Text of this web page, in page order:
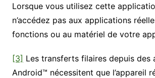
Lorsque vous utilisez cette
n’accédez pas aux applications
fonctions ou au matériel de votre
[3] Les transferts filaires depuis des
Android™ nécessitent que l’appareil